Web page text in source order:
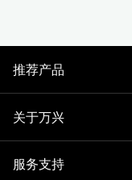
推荐产品
关于万兴
服务支持